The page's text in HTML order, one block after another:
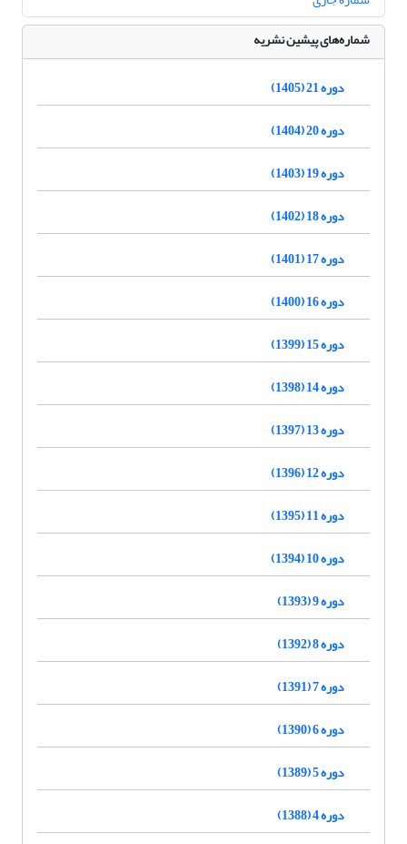
شماره‌های پیشین نشریه
دوره 21 (1405)
دوره 20 (1404)
دوره 19 (1403)
دوره 18 (1402)
دوره 17 (1401)
دوره 16 (1400)
دوره 15 (1399)
دوره 14 (1398)
دوره 13 (1397)
دوره 12 (1396)
دوره 11 (1395)
دوره 10 (1394)
دوره 9 (1393)
دوره 8 (1392)
دوره 7 (1391)
دوره 6 (1390)
دوره 5 (1389)
دوره 4 (1388)